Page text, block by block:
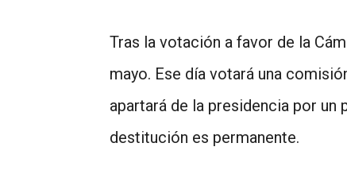
Tras la votación a favor de la
mayo. Ese día votará una
apartará de la presidencia por un
destitución es permanente.